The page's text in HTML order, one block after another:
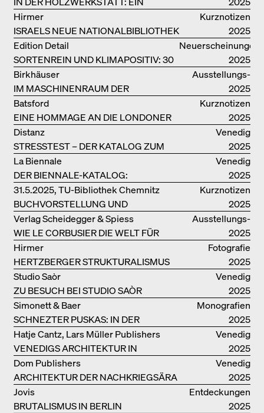
HANDBUCH
Kurznotizen
ISRAELS NEUE NATIONALBIBLIOTHEK
Hirmer
2025
Neuerscheinungen
SORTENREIN UND KLIMAPOSITIV: 30
VORBILDLICHE
HOLZKONSTRUKTIONEN
Edition Detail
2025
Ausstellungs­
kataloge
IM MASCHINENRAUM DER
ARCHITEKTUR
Birkhäuser
2025
Kurznotizen
EINE HOMMAGE AN DIE LONDONER
SOUTH BANK
Batsford
2025
Venedig
STRESSTEST – DER KATALOG ZUM
DEUTSCHEN PAVILLON IN VENEDIG
Distanz
2025
Venedig
DER BIENNALE-KATALOG:
INTELLIGENS. NATURAL. ARTIFICIAL.
COLLECTIVE
La Biennale
2025
Kurznotizen
BUCHVORSTELLUNG UND
PODIUMSDISKUSSION FREI OTTO
31.5.2025, TU-Bibliothek Chemnitz
2025
Ausstellungs­
kataloge
WIE LE CORBUSIER DIE WELT FÜR
SICH ORDNET
Verlag Scheidegger & Spiess
2025
Fotografie
HERTZBERGER STRUKTURALISMUS
Hirmer
2025
Venedig
ZU BESUCH BEI STUDIO SAÒR
Studio Saòr
2025
Monografien
SCHNEZTER PUSKAS: IN DER
DRITTEN GENERATION
Simonett & Baer
2025
Venedig
VENEDIGS ARCHITEKTUR IN
ELEMENTEN UND DIE STADT ALS
REALITÄT
Hatje Cantz, Lars Müller Publishers
2025
Venedig
ARCHITEKTUR DER NACHKRIEGSÄRA
IN VENEDIG
Dom Publishers
2025
Entdeckungen
BRUTALISMUS IN BERLIN
Jovis
2025